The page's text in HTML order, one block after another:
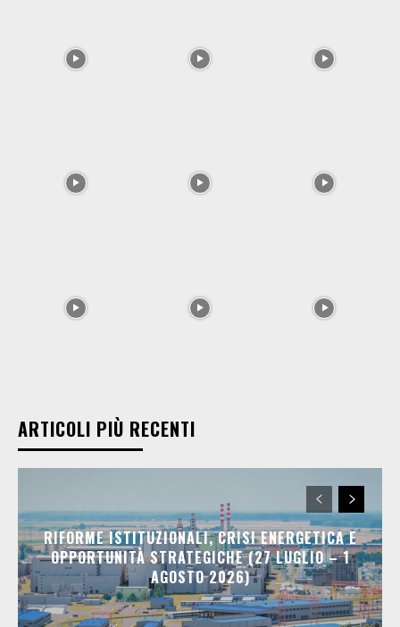
ARTICOLI PIÙ RECENTI
RIFORME ISTITUZIONALI, CRISI ENERGETICA E
OPPORTUNITÀ STRATEGICHE (27 LUGLIO – 1
AGOSTO 2026)